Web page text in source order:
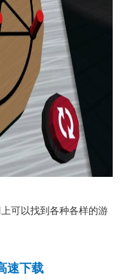
可以找到各种各样的游
速下载